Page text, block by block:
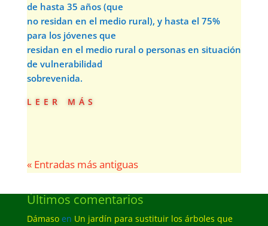
de hasta 35 años (que
no residan en el medio rural), y hasta el 75%
para los jóvenes que
residan en el medio rural o personas en situación
de vulnerabilidad
sobrevenida.
leer más
« Entradas más antiguas
Últimos comentarios
Dámasoen Un jardín para sustituir los árboles que